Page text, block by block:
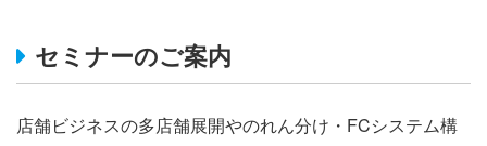
セミナーのご案内
店舗ビジネスの多店舗展開やのれん分け・FCシステム構